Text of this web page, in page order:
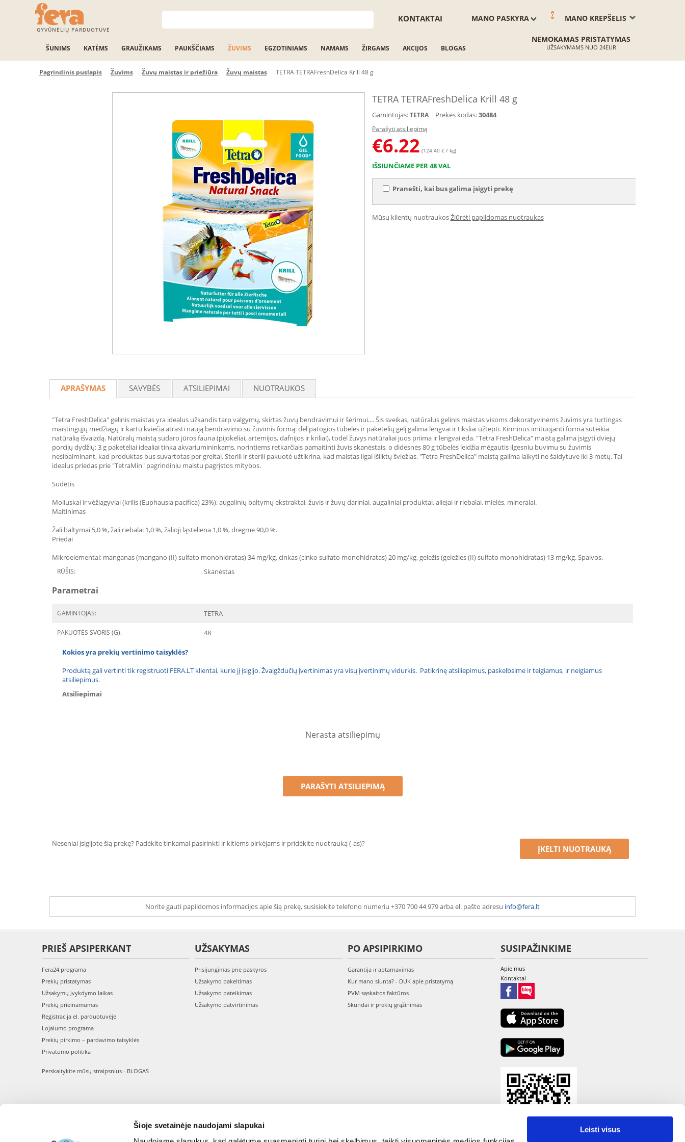
Šioje svetainėje naudojami slapukai
Leisti visus
GYVŪNĖLIŲ PARDUOTUVĖ
MANO KREPŠELIS
0
MANO PASKYRA
KONTAKTAI
ŠUNIMS KATĖMS GRAUŽIKAMS PAUKŠČIAMS ŽUVIMS EGZOTINIAMS NAMAMS ŽIRGAMS AKCIJOS BLOGAS
NEMOKAMAS PRISTATYMAS
UŽSAKYMAMS NUO 24EUR
Pagrindinis puslapis Žuvims Žuvų maistas ir priežiūra Žuvų maistas TETRA TETRAFreshDelica Krill 48 g
TETRA TETRAFreshDelica Krill 48 g
Gamintojas: TETRA Prekės kodas:30484
Parašyti atsiliepimą
€6.22 (124.40 € / kg)
IŠSIUNČIAME PER 48 VAL
Pranešti, kai bus galima įsigyti prekę
Mūsų klientų nuotraukosŽiūrėti papildomas nuotraukas
APRAŠYMAS SAVYBĖS ATSILIEPIMAI NUOTRAUKOS
"Tetra FreshDelica" gelinis maistas yra idealus užkandis tarp valgymų, skirtas žuvų bendravimui ir šėrimui.... Šis sveikas, natūralus gelinis maistas visoms dekoratyvinėms žuvims yra turtingas
maistingųjų medžiagų ir kartu kviečia atrasti naują bendravimo su žuvimis formą: dėl patogios tūbelės ir paketėlių gelį galima lengvai ir tiksliai užtepti. Kirminus imituojanti forma suteikia
natūralią išvaizdą. Natūralų maistą sudaro jūros fauna (pijokėliai, artemijos, dafnijos ir kriliai), todėl žuvys natūraliai juos priima ir lengvai ėda. "Tetra FreshDelica" maistą galima įsigyti dviejų
porcijų dydžių: 3 g paketėliai idealiai tinka akvariumininkams, norintiems retkarčiais pamaitinti žuvis skanėstais, o didesnės 80 g tūbelės leidžia mėgautis ilgesniu buvimu su žuvimis
nesibaiminant, kad produktas bus suvartotas per greitai. Sterili ir sterili pakuotė užtikrina, kad maistas ilgai išliktų šviežias. "Tetra FreshDelica" maistą galima laikyti ne šaldytuve iki 3 metų. Tai
idealus priedas prie "TetraMin" pagrindiniu maistu pagrįstos mitybos.
Sudėtis
Moliuskai ir vėžiagyviai (krilis (Euphausia pacifica) 23%), augalinių baltymų ekstraktai, žuvis ir žuvų dariniai, augaliniai produktai, aliejai ir riebalai, mielės, mineralai.
Maitinimas
Žali baltymai 5,0 %, žali riebalai 1,0 %, žalioji ląsteliena 1,0 %, drėgmė 90,0 %.
Priedai
Mikroelementai: manganas (mangano (II) sulfato monohidratas) 34 mg/kg, cinkas (cinko sulfato monohidratas) 20 mg/kg, geležis (geležies (II) sulfato monohidratas) 13 mg/kg. Spalvos.
RŪŠIS: Skanėstas
Parametrai
GAMINTOJAS: TETRA
PAKUOTĖS SVORIS (G): 48
Kokios yra prekių vertinimo taisyklės?
Produktą gali vertinti tik registruoti FERA.LT klientai, kurie jį įsigijo. Žvaigždučių įvertinimas yra visų įvertinimų vidurkis. Patikrinę atsiliepimus, paskelbsime ir teigiamus, ir neigiamus
atsiliepimus.
Atsiliepimai
Nerasta atsiliepimų
PARAŠYTI ATSILIEPIMĄ
Neseniai įsigijote šią prekę? Padėkite tinkamai pasirinkti ir kitiems pirkėjams ir pridėkite nuotrauką (-as)?
ĮKELTI NUOTRAUKĄ
Norite gauti papildomos informacijos apie šią prekę, susisiekite telefono numeriu +370 700 44 979 arba el. pašto adresu info@fera.lt
PRIEŠ APSIPERKANT
Fera24 programa
Prekių pristatymas
Užsakymų įvykdymo laikas
Prekių prieinamumas
Registracija el. parduotuvėje
Lojalumo programa
Prekių pirkimo – pardavimo taisyklės
Privatumo politika
Perskaitykite mūsų straipsnius - BLOGAS
UŽSAKYMAS
Prisijungimas prie paskyros
Užsakymo pakeitimas
Užsakymo pateikimas
Užsakymo patvirtinimas
PO APSIPIRKIMO
Garantija ir aptarnavimas
Kur mano siunta? - DUK apie pristatymą
PVM sąskaitos faktūros
Skundai ir prekių grąžinimas
SUSIPAŽINKIME
Apie mus
Kontaktai